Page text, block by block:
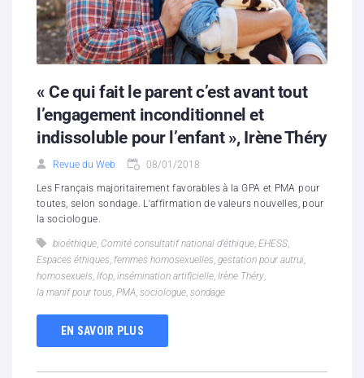
« Ce qui fait le parent c’est avant tout
l’engagement inconditionnel et
indissoluble pour l’enfant », Irène Théry
Revue du Web 08/01/2018
Les Français majoritairement favorables à la GPA et PMA pour
toutes, selon sondage. L'affirmation de valeurs nouvelles, pour
la sociologue.
bioéthique, Comité consultatif national d’éthique, EHESS,
Espaces éthiques, femmes homosexuelles, gestation pour autrui,
homosexuels, Ifop, insémination artificielle, Irène Théry,
la manif pour tous, PMA, sociologue, sondage
EN SAVOIR PLUS